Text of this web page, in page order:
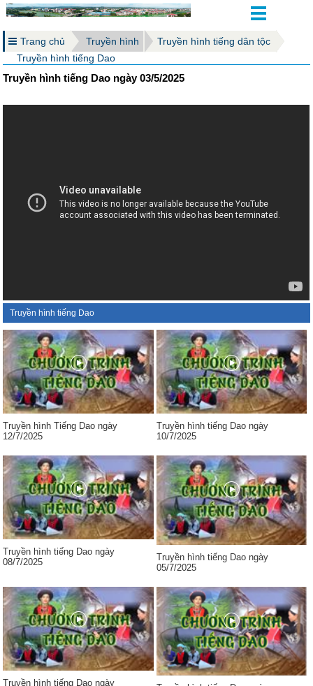
Trang chủ Truyền hình
Truyền hình tiếng dân tộc
Truyền hình tiếng Dao
Truyền hình tiếng Dao ngày 03/5/2025
Truyền hình tiếng Dao
Truyền hình Tiếng Dao ngày
12/7/2025
Truyền hình tiếng Dao ngày
10/7/2025
Truyền hình tiếng Dao ngày
08/7/2025
Truyền hình tiếng Dao ngày
05/7/2025
Truyền hình tiếng Dao ngày